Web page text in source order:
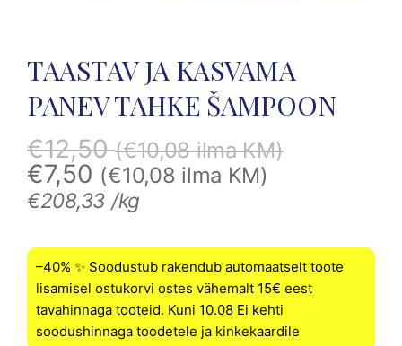
TAASTAV JA KASVAMA
PANEV TAHKE ŠAMPOON
€12,50 (€10,08ilma KM)
€7,50 (€10,08 ilma KM)
€208,33 /kg
–40% ✨ Soodustub rakendub automaatselt toote
lisamisel ostukorvi ostes vähemalt 15€ eest
tavahinnaga tooteid. Kuni 10.08 Ei kehti
soodushinnaga toodetele ja kinkekaardile